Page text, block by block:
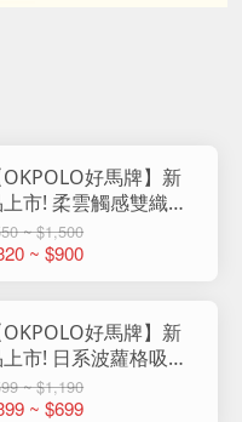
OKPOLO好馬牌】新
市! 柔雲觸感雙織紋
浴巾
~ $1,500
~ $900
OKPOLO好馬牌】新
市! 日系波蘿格吸水
~ $1,190
~ $699